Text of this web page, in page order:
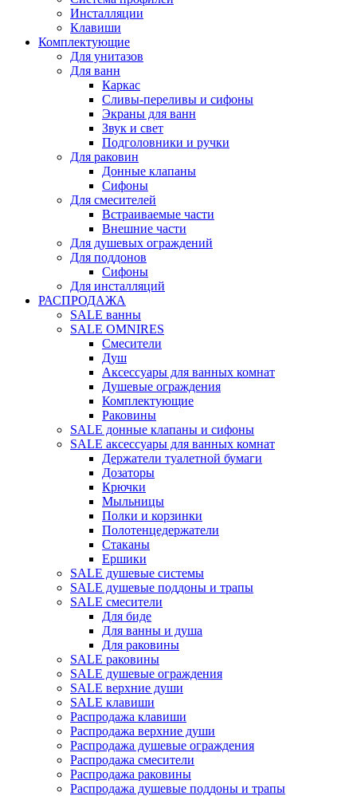
Инсталляции
Клавиши
Комплектующие
Для унитазов
Для ванн
Каркас
Сливы-переливы и сифоны
Экраны для ванн
Звук и свет
Подголовники и ручки
Для раковин
Донные клапаны
Сифоны
Для смесителей
Встраиваемые части
Внешние части
Для душевых ограждений
Для поддонов
Сифоны
Для инсталляций
РАСПРОДАЖА
SALE ванны
SALE OMNIRES
Смесители
Душ
Аксессуары для ванных комнат
Душевые ограждения
Комплектующие
Раковины
SALE донные клапаны и сифоны
SALE аксессуары для ванных комнат
Держатели туалетной бумаги
Дозаторы
Крючки
Мыльницы
Полки и корзинки
Полотенцедержатели
Стаканы
Ершики
SALE душевые системы
SALE душевые поддоны и трапы
SALE смесители
Для биде
Для ванны и душа
Для раковины
SALE раковины
SALE душевые ограждения
SALE верхние души
SALE клавиши
Распродажа клавиши
Распродажа верхние души
Распродажа душевые ограждения
Распродажа смесители
Распродажа раковины
Распродажа душевые поддоны и трапы